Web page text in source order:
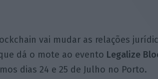
vai mudar as relações
dá o mote ao evento Legalize
dias 24 e 25 de Julho no Porto.